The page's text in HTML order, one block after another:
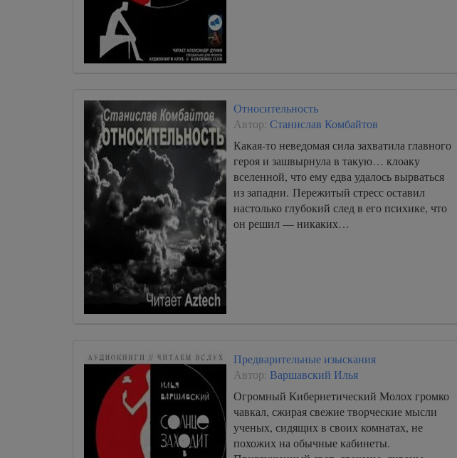
Относительность
Автор: Станислав Комбайтов
Какая-то неведомая сила захватила главного
героя и зашвырнула в такую… клоаку
вселенной, что ему едва удалось вырваться
из западни. Пережитый стресс оставил
настолько глубокий след в его психике, что
он решил — никаких…
Предварительные изыскания
Автор: Варшавский Илья
Огромный Кибернетический Молох громко
чавкал, сжирая свежие творческие мысли
ученых, сидящих в своих комнатах, не
похожих на обычные кабинеты.